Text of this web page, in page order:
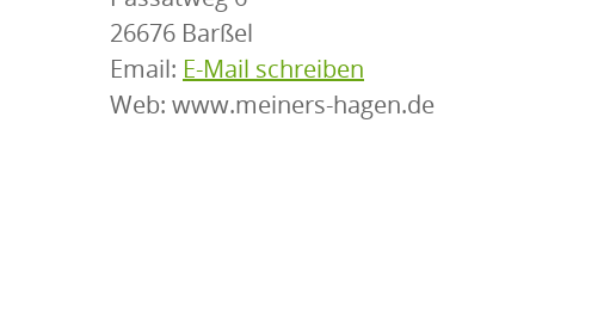
26676 Barßel
Email: E-Mail schreiben
Web: www.meiners-hagen.de